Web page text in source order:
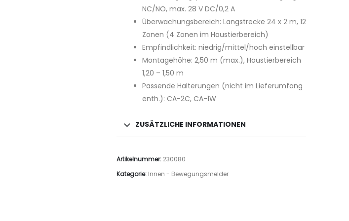
NC/NO, max. 28 V DC/0,2 A
Überwachungsbereich: Langstrecke 24 x 2 m, 12
Zonen (4 Zonen im Haustierbereich)
Empfindlichkeit: niedrig/mittel/hoch einstellbar
Montagehöhe: 2,50 m (max.), Haustierbereich
1,20 – 1,50 m
Passende Halterungen (nicht im Lieferumfang
enth.): CA-2C, CA-1W
ZUSÄTZLICHE INFORMATIONEN
Artikelnummer: 230080
Kategorie: Innen - Bewegungsmelder